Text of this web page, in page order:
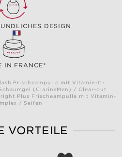
DESIGN
IN FRANCE*
Frischeampulle mit Vitamin-C-
(ClarinsMen) / Clear-out
Plus Frischeampulle mit Vitamin-
/ Seifen
VORTEILE